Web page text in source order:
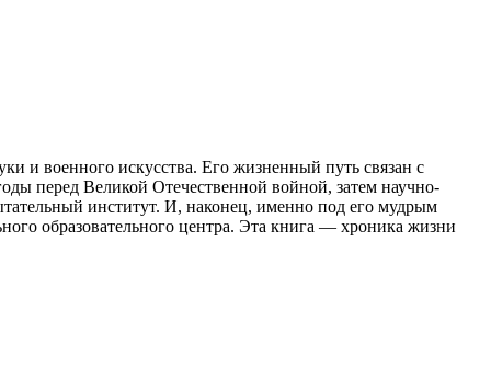
и военного искусства. Его жизненный путь связан с
перед Великой Отечественной войной, затем научно-
институт. И, наконец, именно под его мудрым
образовательного центра. Эта книга — хроника жизни